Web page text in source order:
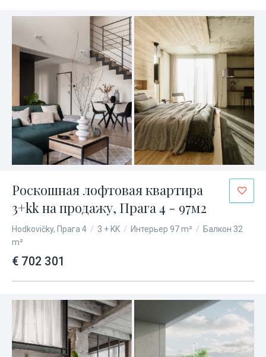
Роскошная лофтовая квартира
3+kk на продажу, Прага 4 - 97м2
Hodkovičky, Прага 4 / 3 + KK / Интерьер 97 m² / Балкон 32
m²
€ 702 301